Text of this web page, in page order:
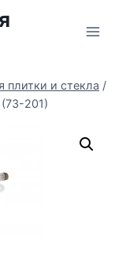
плитки и стекла /
201)